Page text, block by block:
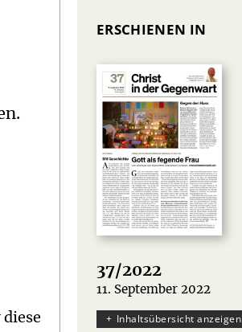
ERSCHIENEN IN
37/2022
:
11. September 2022
Inhaltsübersicht anzeigen